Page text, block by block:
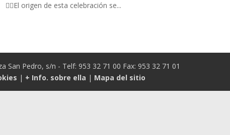
‍❤‍‍‍❤‍‍El origen de esta celebración se...
San Pedro, s/n - Telf: 953 32 71 00 Fax: 953 32 71 01
| + Info. sobre ella | Mapa del sitio